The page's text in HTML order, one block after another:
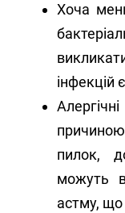
Хоча
інфекцій
пилок,
можуть
астму,